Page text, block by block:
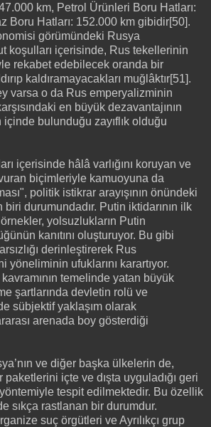
km, Petrol Ürünleri Boru Hatları:
Boru Hatları: 152.000 km gibidir[50].
görümündeki Rusya
koşulları içerisinde, Rus tekellerinin
rekabet edebilecek oranda bir
kaldıramayacakları muğlâktır[51].
varsa o da Rus emperyalizminin
en büyük dezavantajının
bulunduğu zayıflık olduğu
içerisinde hâlâ varlığını koruyan ve
biçimleriyle kamuoyuna da
politik istikrar arayışının önündeki
durumundadır. Putin iktidarının ilk
yolsuzlukların Putin
kanıtını oluşturuyor. Bu gibi
derinleştirerek Rus
yöneliminin ufuklarını karartıyor.
kavramının temelinde yatan büyük
şartlarında devletin rolü ve
sübjektif yaklaşım olarak
arenada boy gösterdiği
ve diğer başka ülkelerin de,
içte ve dışta uyguladığı geri
tespit edilmektedir. Bu özellik
sıkça rastlanan bir durumdur.
suç örgütleri ve Ayrılıkçı grup